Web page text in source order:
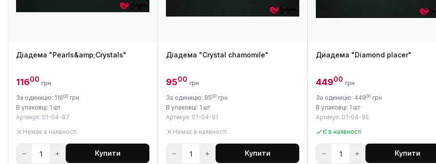
Діадема "Pearls&amp;Crystals"
11600 грн
За одиницю: 11600 грн
В упаковці: 1 шт
Артикул: 01-04-87
Немає в наявності
Купити
Діадема "Crystal chamomile"
9500 грн
За одиницю: 9500 грн
В упаковці: 1 шт
Артикул: 01-04-91
Немає в наявності
Купити
Диадема "Diamond placer"
44900 грн
За одиницю: 44900 грн
В упаковці: 1 шт
Артикул: 01-04-95
Є в наявності
Купити